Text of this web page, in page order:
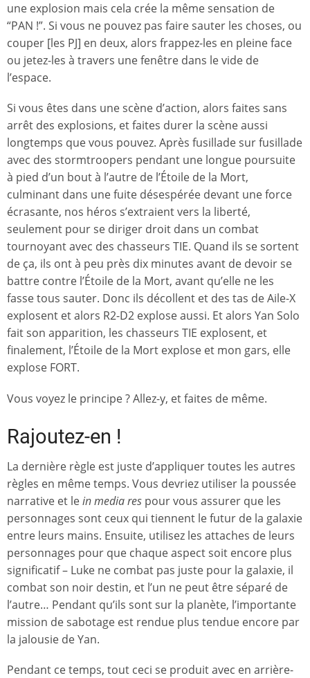
une explosion mais cela crée la même sensation de
“PAN !”. Si vous ne pouvez pas faire sauter les choses, ou
couper [les PJ] en deux, alors frappez-les en pleine face
ou jetez-les à travers une fenêtre dans le vide de
l’espace.
Si vous êtes dans une scène d’action, alors faites sans
arrêt des explosions, et faites durer la scène aussi
longtemps que vous pouvez. Après fusillade sur fusillade
avec des stormtroopers pendant une longue poursuite
à pied d’un bout à l’autre de l’Étoile de la Mort,
culminant dans une fuite désespérée devant une force
écrasante, nos héros s’extraient vers la liberté,
seulement pour se diriger droit dans un combat
tournoyant avec des chasseurs TIE. Quand ils se sortent
de ça, ils ont à peu près dix minutes avant de devoir se
battre contre l’Étoile de la Mort, avant qu’elle ne les
fasse tous sauter. Donc ils décollent et des tas de Aile-X
explosent et alors R2-D2 explose aussi. Et alors Yan Solo
fait son apparition, les chasseurs TIE explosent, et
finalement, l’Étoile de la Mort explose et mon gars, elle
explose FORT.
Vous voyez le principe ? Allez-y, et faites de même.
Rajoutez-en !
La dernière règle est juste d’appliquer toutes les autres
règles en même temps. Vous devriez utiliser la poussée
narrative et lein media res pour vous assurer que les
personnages sont ceux qui tiennent le futur de la galaxie
entre leurs mains. Ensuite, utilisez les attaches de leurs
personnages pour que chaque aspect soit encore plus
significatif – Luke ne combat pas juste pour la galaxie, il
combat son noir destin, et l’un ne peut être séparé de
l’autre… Pendant qu’ils sont sur la planète, l’importante
mission de sabotage est rendue plus tendue encore par
la jalousie de Yan.
Pendant ce temps, tout ceci se produit avec en arrière-